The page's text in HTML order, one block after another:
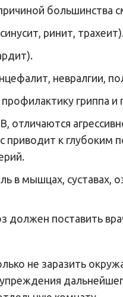
большинства
ринит,
невралгии,
гриппа и
отличаются
приводит к глубоким
в мышцах, суставах,
поставить
не заразить